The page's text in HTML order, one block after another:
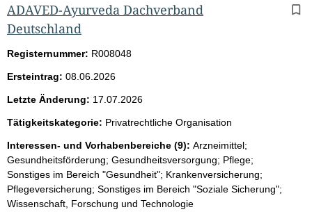
ADAVED-Ayurveda Dachverband
Deutschland
Registernummer: R008048
Ersteintrag: 08.06.2026
Letzte Änderung: 17.07.2026
Tätigkeitskategorie: Privatrechtliche Organisation
Interessen- und Vorhabenbereiche (9): Arzneimittel;
Gesundheitsförderung; Gesundheitsversorgung; Pflege;
Sonstiges im Bereich "Gesundheit"; Krankenversicherung;
Pflegeversicherung; Sonstiges im Bereich "Soziale Sicherung";
Wissenschaft, Forschung und Technologie